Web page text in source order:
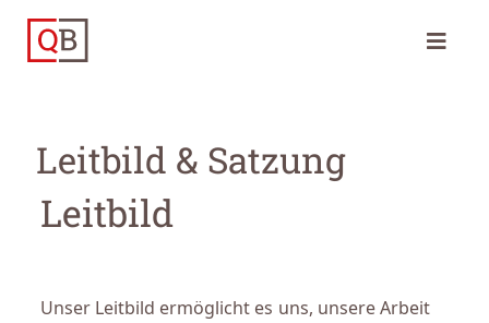
Leitbild & Satzung
Leitbild
Unser Leitbild ermöglicht es uns, unsere Arbeit